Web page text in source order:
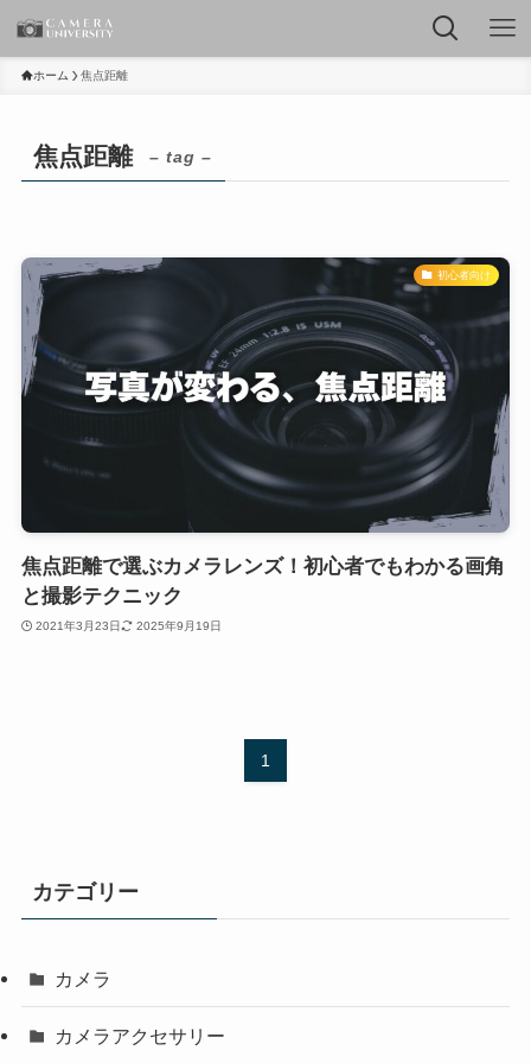
ホーム 焦点距離
焦点距離 – tag –
初心者向け
焦点距離で選ぶカメラレンズ！初心者でもわかる画角
と撮影テクニック
2021年3月23日 2025年9月19日
1
カテゴリー
カメラ
カメラアクセサリー